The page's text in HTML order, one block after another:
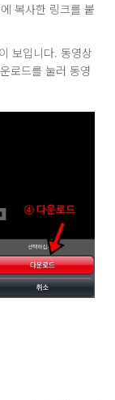
복사한 링크를 붙
보입니다. 동영상
로드를 눌러 동영